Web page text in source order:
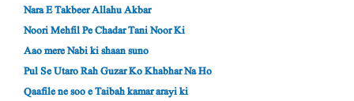
Nara E Takbeer Allahu Akbar
Noori Mehfil Pe Chadar Tani Noor Ki
Aao mere Nabi ki shaan suno
Pul Se Utaro Rah Guzar Ko Khabhar Na Ho
Qaafile ne soo e Taibah kamar arayi ki